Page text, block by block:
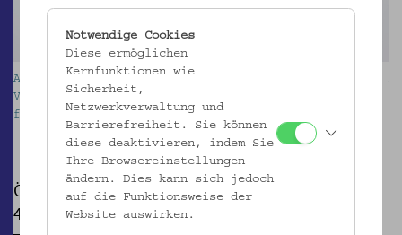
Ausstellung 40 Jahre Wiener Frauenhäuser im
Volkskundemuseum Wien. Foto: kollektiv
fischka/kramar © Volkskundemuseum Wien
ÖFFENTLICHE FÜHRUNG
40 Jahre Wiener Frauenhäuser und Testimony
Notwendige Cookies
Diese ermöglichen
Kernfunktionen wie
Sicherheit,
Netzwerkverwaltung und
Barrierefreiheit. Sie können
diese deaktivieren, indem Sie
Ihre Browsereinstellungen
ändern. Dies kann sich jedoch
auf die Funktionsweise der
Website auswirken.